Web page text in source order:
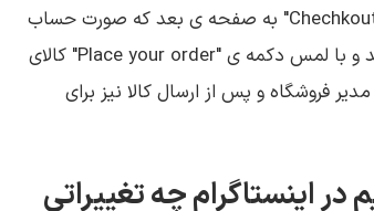
انتخاب کنید و با لمس دکمه ی "Chechkout on Instagram" به صفحه ی بعد که صورت حساب
و نوع ارسال را به شما نشان می دهد منتقل شوید و با لمس دکمه ی "Place your order" کالای
فروشگاه و پس از ارسال کالا نیز برای
اینستاگرام چه تغییراتی